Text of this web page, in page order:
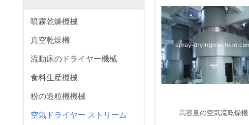
噴霧乾燥機械
真空乾燥機
流動床のドライヤー機械
食料生産機械
粉の造粒機機械
空気ドライヤー ストリーム 高容量の空気流乾燥機